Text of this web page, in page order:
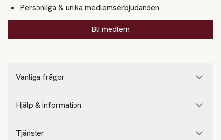
Vanliga frågor
Hjälp & information
Tjänster
Personliga & unika medlemserbjudanden
Bli medlem